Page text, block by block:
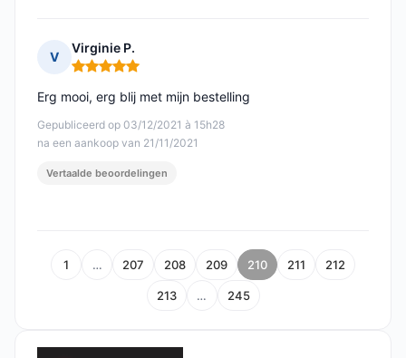
V
Virginie P.
Opmerking: 5 van 5
Gepubliceerd op 03/12/2021 à 15h28
na een aankoop van 21/11/2021
Erg mooi, erg blij met mijn bestelling
Vertaalde beoordelingen
1 … 207 208 209 210 211 212
213 … 245